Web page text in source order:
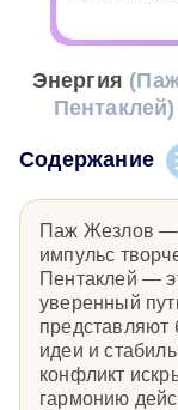
Энергия
Пентаклей)
Содержание
Паж Жезлов —
импульс
Пентаклей —
уверенный
представляют
идеи и
конфликт
гармонию